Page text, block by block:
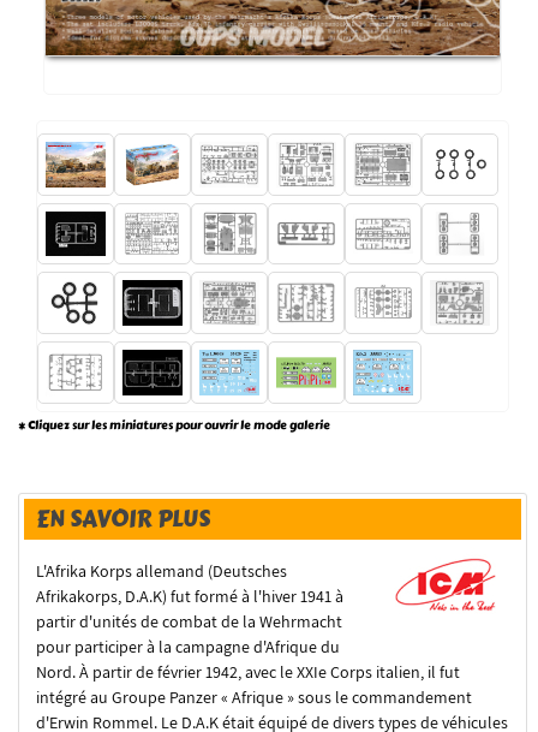
* Cliquez sur les miniatures pour ouvrir le mode galerie
EN SAVOIR PLUS
L'Afrika Korps allemand (Deutsches
Afrikakorps, D.A.K) fut formé à l'hiver 1941 à
partir d'unités de combat de la Wehrmacht
pour participer à la campagne d'Afrique du
Nord. À partir de février 1942, avec le XXIe Corps italien, il fut
intégré au Groupe Panzer « Afrique » sous le commandement
d'Erwin Rommel. Le D.A.K était équipé de divers types de véhicules